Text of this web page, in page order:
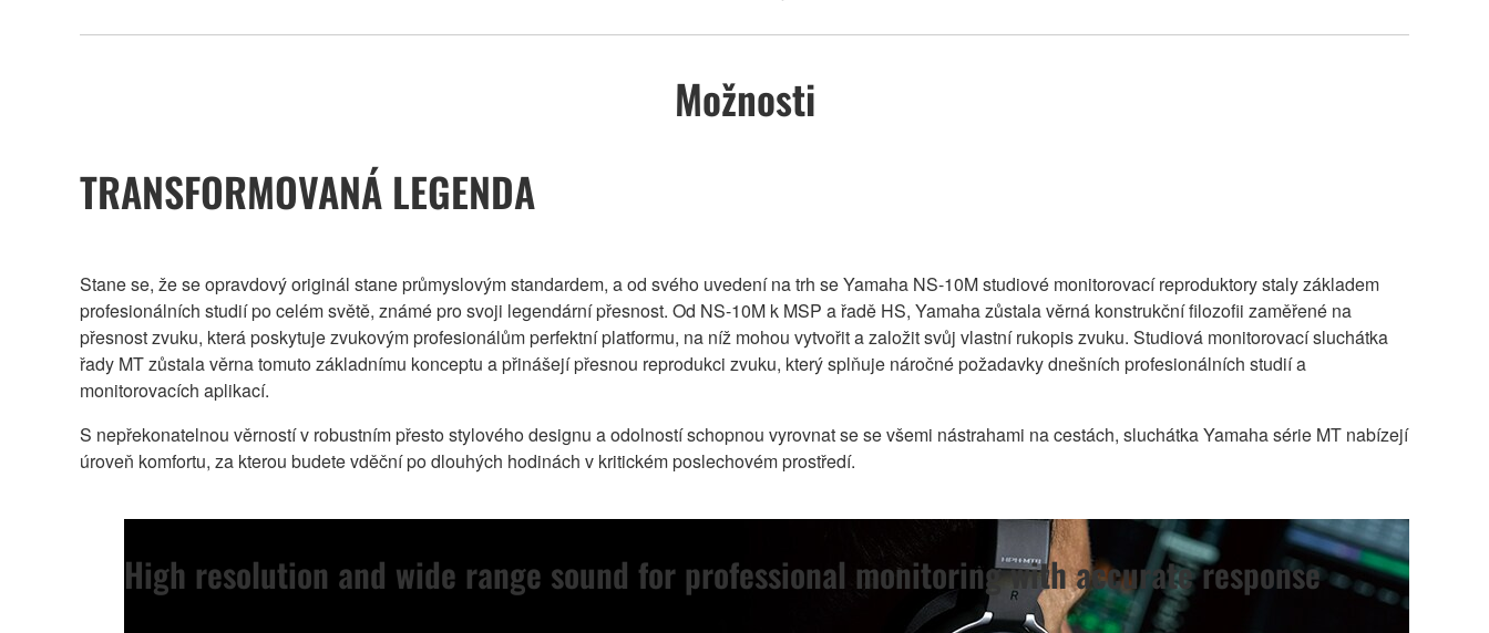
Možnosti
TRANSFORMOVANÁ LEGENDA
Stane se, že se opravdový originál stane průmyslovým standardem, a od svého uvedení na trh se Yamaha NS-10M studiové monitorovací reproduktory staly základem
profesionálních studií po celém světě, známé pro svoji legendární přesnost. Od NS-10M k MSP a řadě HS, Yamaha zůstala věrná konstrukční filozofii zaměřené na
přesnost zvuku, která poskytuje zvukovým profesionálům perfektní platformu, na níž mohou vytvořit a založit svůj vlastní rukopis zvuku. Studiová monitorovací sluchátka
řady MT zůstala věrna tomuto základnímu konceptu a přinášejí přesnou reprodukci zvuku, který splňuje náročné požadavky dnešních profesionálních studií a
monitorovacích aplikací.
S nepřekonatelnou věrností v robustním přesto stylového designu a odolností schopnou vyrovnat se se všemi nástrahami na cestách, sluchátka Yamaha série MT nabízejí
úroveň komfortu, za kterou budete vděční po dlouhých hodinách v kritickém poslechovém prostředí.
High resolution and wide range sound for professional monitoring with accurate response